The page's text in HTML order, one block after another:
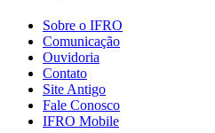
Sobre o IFRO
Comunicação
Ouvidoria
Contato
Site Antigo
Fale Conosco
IFRO Mobile